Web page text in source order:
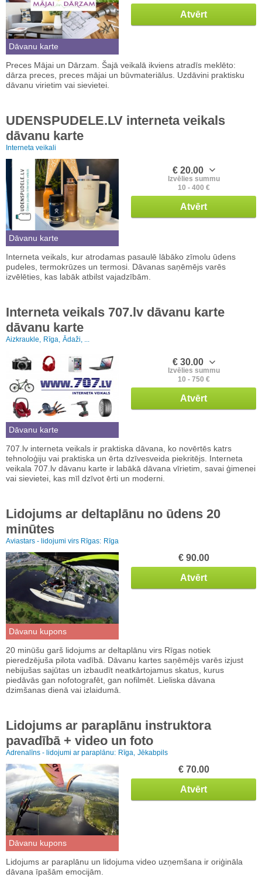
Dāvanu karte
Atvērt
Preces Mājai un Dārzam. Šajā veikalā ikviens atradīs meklēto:
dārza preces, preces mājai un būvmateriālus. Uzdāvini praktisku
dāvanu virietim vai sievietei.
UDENSPUDELE.LV interneta veikals
dāvanu karte
Interneta veikali
Dāvanu karte
€ 20.00
Izvēlies summu
10 - 400 €
Atvērt
Interneta veikals, kur atrodamas pasaulē lābāko zīmolu ūdens
pudeles, termokrūzes un termosi. Dāvanas saņēmējs varēs
izvēlēties, kas labāk atbilst vajadzībām.
Interneta veikals 707.lv dāvanu karte
dāvanu karte
Aizkraukle, Rīga, Ādaži, ...
Dāvanu karte
€ 30.00
Izvēlies summu
10 - 750 €
Atvērt
707.lv interneta veikals ir praktiska dāvana, ko novērtēs katrs
tehnoloģiju vai praktiska un ērta dzīvesveida piekritējs. Interneta
veikala 707.lv dāvanu karte ir labākā dāvana vīrietim, savai ģimenei
vai sievietei, kas mīl dzīvot ērti un moderni.
Lidojums ar deltaplānu no ūdens 20
minūtes
Aviastars - lidojumi virs Rīgas: Rīga
Dāvanu kupons
€ 90.00
Atvērt
20 minūšu garš lidojums ar deltaplānu virs Rīgas notiek
pieredzējuša pilota vadībā. Dāvanu kartes saņēmējs varēs izjust
nebijušas sajūtas un izbaudīt neatkārtojamus skatus, kurus
piedāvās gan nofotografēt, gan nofilmēt. Lieliska dāvana
dzimšanas dienā vai izlaidumā.
Lidojums ar paraplānu instruktora
pavadībā + video un foto
Adrenalīns - lidojumi ar paraplānu: Rīga, Jēkabpils
Dāvanu kupons
€ 70.00
Atvērt
Lidojums ar paraplānu un lidojuma video uzņemšana ir oriģināla
dāvana īpašām emocijām.